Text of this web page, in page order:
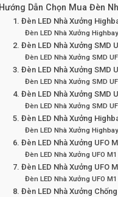
Hướng Dẫn Chọn Mua Đèn
1. Đèn LED Nhà Xưởng
Đèn LED Nhà Xưởng
2. Đèn LED Nhà Xưởng SMD
Đèn LED Nhà Xưởng SMD
3. Đèn LED Nhà Xưởng SMD
Đèn LED Nhà Xưởng SMD
4. Đèn LED Nhà Xưởng SMD
Đèn LED Nhà Xưởng SMD
5. Đèn LED Nhà Xưởng
Đèn LED Nhà Xưởng
6. Đèn LED Nhà Xưởng UFO
Đèn LED Nhà Xưởng UFO
7. Đèn LED Nhà Xưởng UFO
Đèn LED Nhà Xưởng UFO
8. Đèn LED Nhà Xưởng